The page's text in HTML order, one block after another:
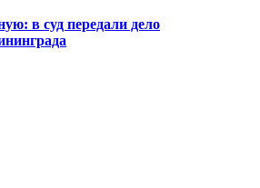
в суд передали дело